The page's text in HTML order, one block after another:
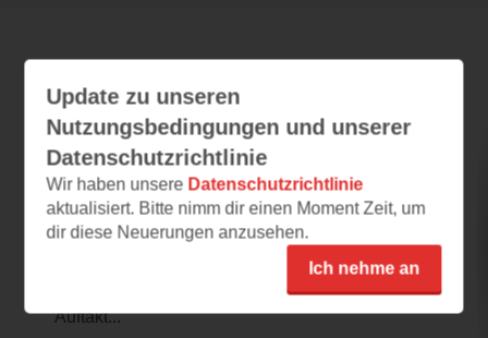
Kaltes Versprechen
26.06.2026 – 11:00
Spannender Auftakt eine neuen Reihe
Die Bücher von Katharina Peters lese ich
sehr gerne und ich habe mich daher über den
Auftakt...
Update zu unseren
Nutzungsbedingungen und unserer
Datenschutzrichtlinie
Wir haben unsere Datenschutzrichtlinie
aktualisiert. Bitte nimm dir einen Moment Zeit, um
dir diese Neuerungen anzusehen.
Ich nehme an